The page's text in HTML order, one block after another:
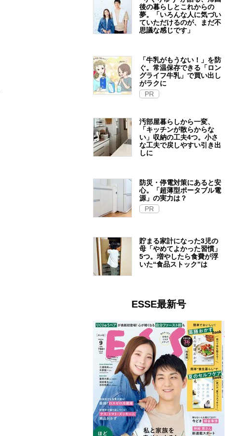
後の暮らしとこれからの
夢。「いろんな人に気づい
ていただけるのが、まだ不
思議な感じです」
「牛乳がもうない！」を防
ぐ。常温保存できる「ロン
グライフ牛乳」で買い出し
がラクに
PR
汚部屋暮らしから一変、
「キッチンが散らからな
い」収納の工夫4つ。小さ
な工夫で戻しやすい引き出
しに
防災・停電対策にあると安
心。「超薄型ポータブル電
源」の実力は？​
PR
貯まる家計になった3児の
母「やめてよかった習慣」
5つ。増やしたら食費が浮
いた“食品ストック”は
ESSE最新号